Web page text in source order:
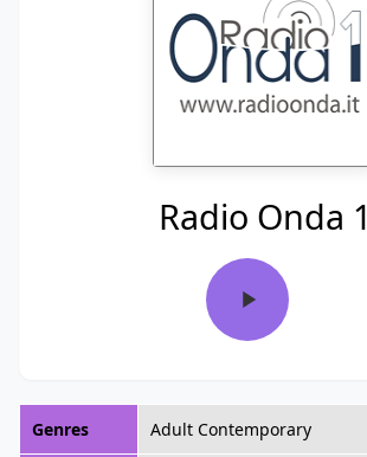
Radio Onda 1
Genres Adult Contemporary